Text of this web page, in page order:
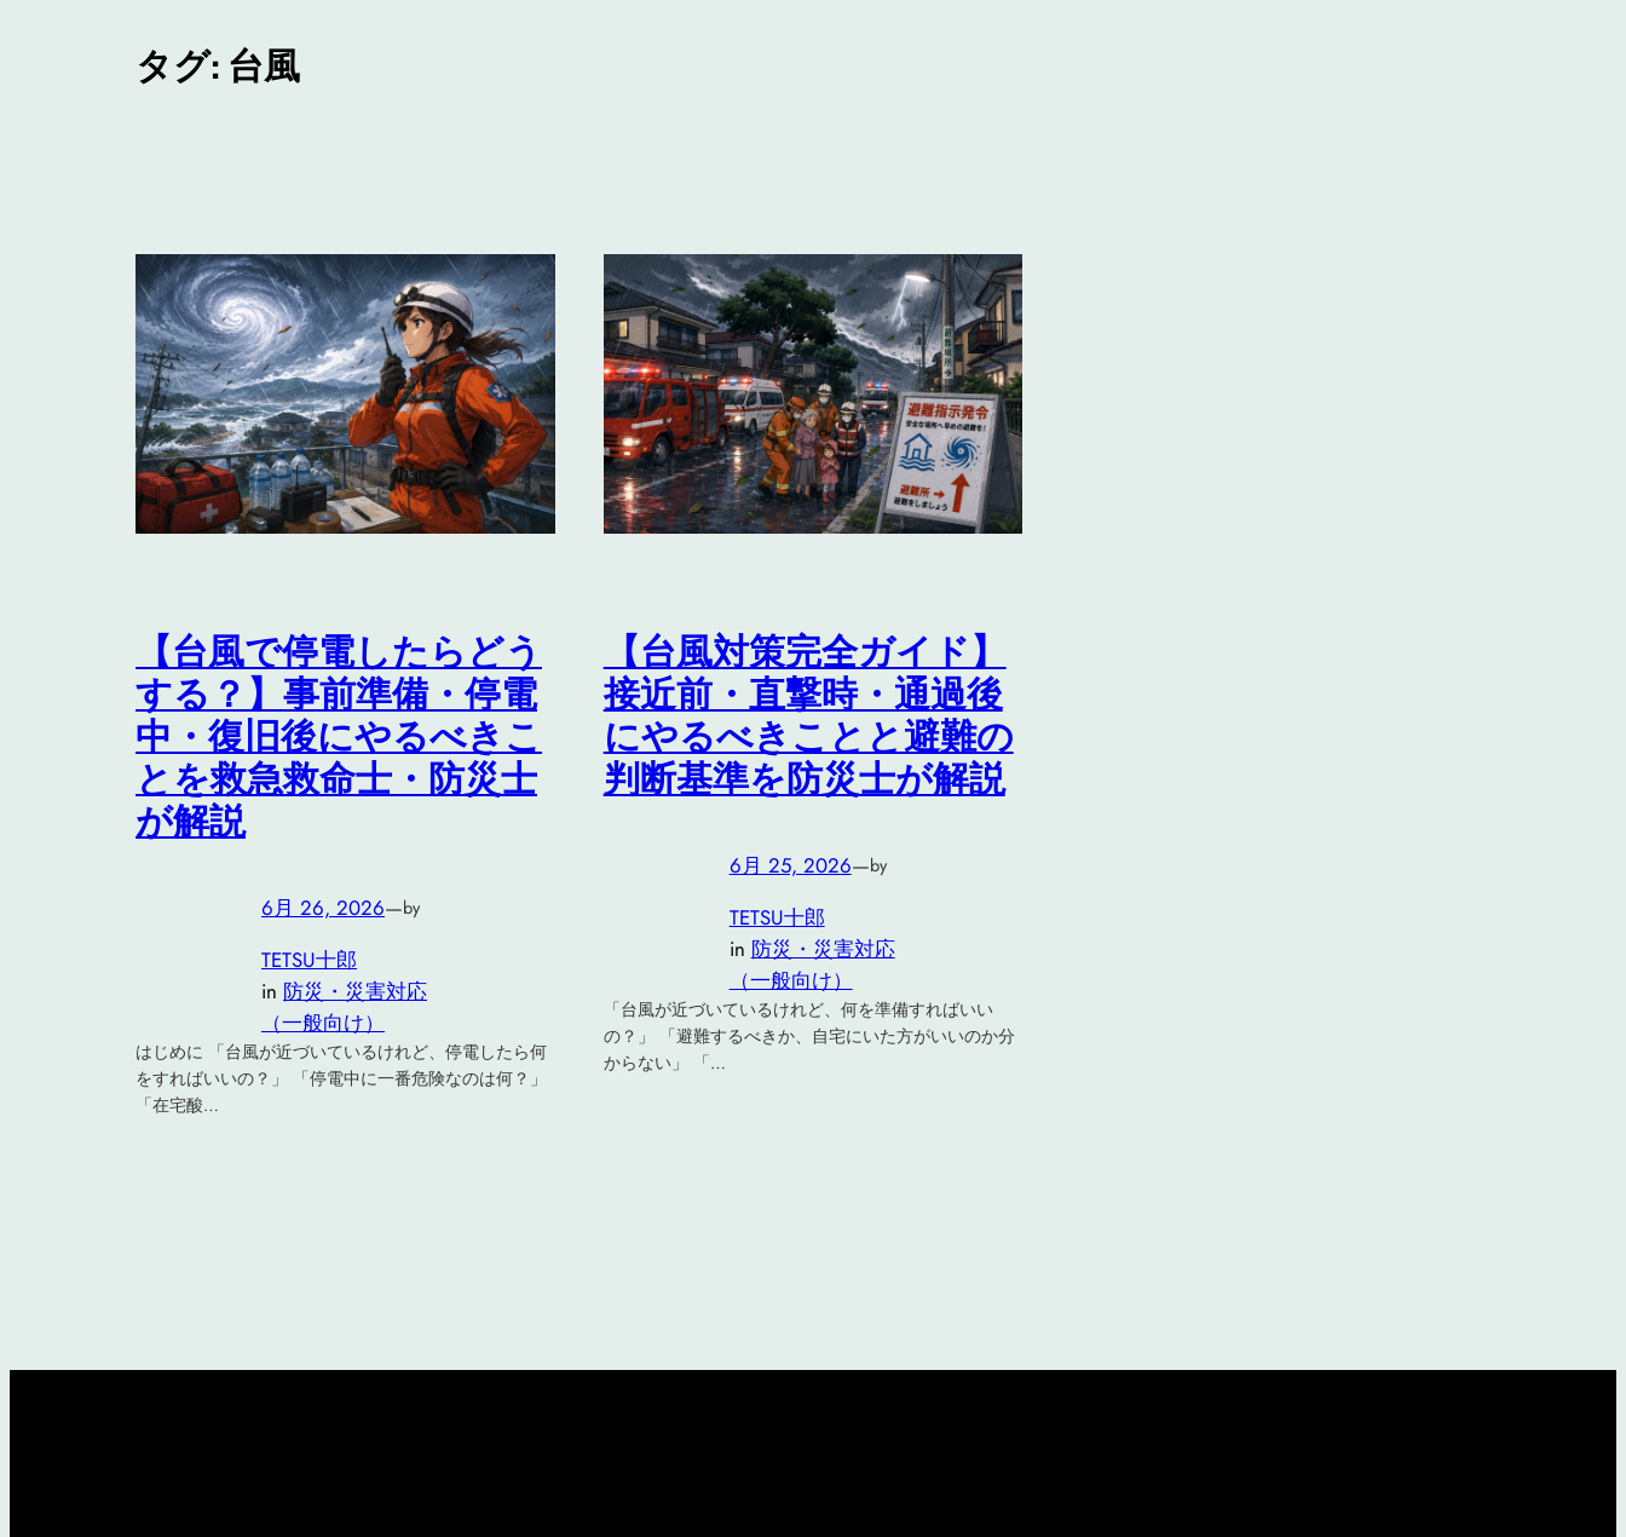
タグ: 台風
【台風で停電したらどう
する？】事前準備・停電
中・復旧後にやるべきこ
とを救急救命士・防災士
が解説
6月 26, 2026—by
TETSU十郎
in 防災・災害対応
（一般向け）
はじめに 「台風が近づいているけれど、停電したら何
をすればいいの？」 「停電中に一番危険なのは何？」
「在宅酸…
【台風対策完全ガイド】
接近前・直撃時・通過後
にやるべきことと避難の
判断基準を防災士が解説
6月 25, 2026—by
TETSU十郎
in 防災・災害対応
（一般向け）
「台風が近づいているけれど、何を準備すればいい
の？」 「避難するべきか、自宅にいた方がいいのか分
からない」 「…